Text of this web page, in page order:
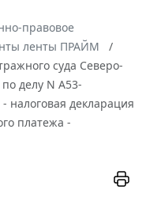
правовое
ленты ПРАЙМ
суда Северо-
по делу N А53-
декларация
платежа -